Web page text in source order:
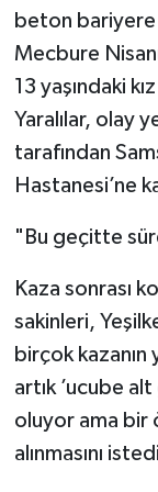
beton bariyere
Mecbure
13 yaşındaki
Yaralılar, olay
tarafından
Hastanesi’ne
"Bu geçitte
Kaza sonrası
sakinleri,
birçok kazanın
artık ’ucube
oluyor ama bir
alınmasını